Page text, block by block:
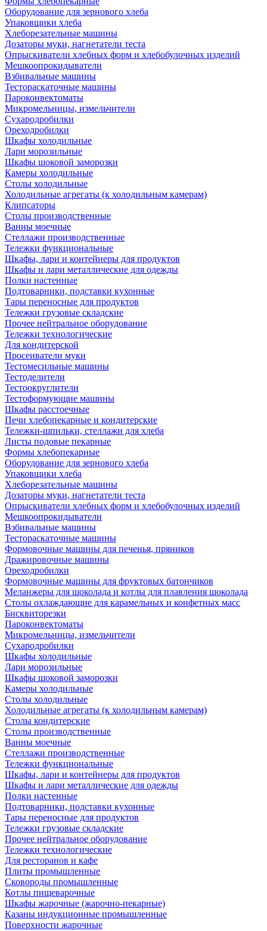
Оборудование для зернового хлеба
Упаковщики хлеба
Хлеборезательные машины
Дозаторы муки, нагнетатели теста
Опрыскиватели хлебных форм и хлебобулочных изделий
Мешкоопрокидыватели
Взбивальные машины
Тестораскаточные машины
Пароконвектоматы
Микромельницы, измельчители
Сухародробилки
Ореходробилки
Шкафы холодильные
Лари морозильные
Шкафы шоковой заморозки
Камеры холодильные
Столы холодильные
Холодильные агрегаты (к холодильным камерам)
Клипсаторы
Столы производственные
Ванны моечные
Стеллажи производственные
Тележки функциональные
Шкафы, лари и контейнеры для продуктов
Шкафы и лари металлические для одежды
Полки настенные
Подтоварники, подставки кухонные
Тары переносные для продуктов
Тележки грузовые складские
Прочее нейтральное оборудование
Тележки технологические
Для кондитерской
Просеиватели муки
Тестомесильные машины
Тестоделители
Тестоокруглители
Тестоформующие машины
Шкафы расстоечные
Печи хлебопекарные и кондитерские
Тележки-шпильки, стеллажи для хлеба
Листы подовые пекарные
Формы хлебопекарные
Оборудование для зернового хлеба
Упаковщики хлеба
Хлеборезательные машины
Дозаторы муки, нагнетатели теста
Опрыскиватели хлебных форм и хлебобулочных изделий
Мешкоопрокидыватели
Взбивальные машины
Тестораскаточные машины
Формовочные машины для печенья, пряников
Дражировочные машины
Ореходробилки
Формовочные машины для фруктовых батончиков
Меланжеры для шоколада и котлы для плавления шоколада
Столы охлаждающие для карамельных и конфетных масс
Бисквиторезки
Пароконвектоматы
Микромельницы, измельчители
Сухародробилки
Шкафы холодильные
Лари морозильные
Шкафы шоковой заморозки
Камеры холодильные
Столы холодильные
Холодильные агрегаты (к холодильным камерам)
Столы кондитерские
Столы производственные
Ванны моечные
Стеллажи производственные
Тележки функциональные
Шкафы, лари и контейнеры для продуктов
Шкафы и лари металлические для одежды
Полки настенные
Подтоварники, подставки кухонные
Тары переносные для продуктов
Тележки грузовые складские
Прочее нейтральное оборудование
Тележки технологические
Для ресторанов и кафе
Плиты промышленные
Сковороды промышленные
Котлы пищеварочные
Шкафы жарочные (жарочно-пекарные)
Казаны индукционные промышленные
Поверхности жарочные